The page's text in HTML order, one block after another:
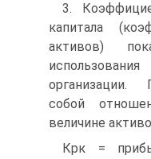
3.
капитала
активов)
организации.
собой
величине
Крк =